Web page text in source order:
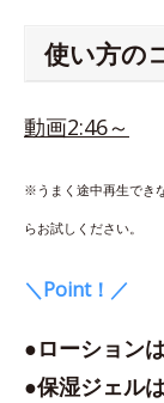
使い方の
動画2:46～
※うまく途中再生でき
らお試しください。
＼Point！／
●ローション
●保湿ジェル